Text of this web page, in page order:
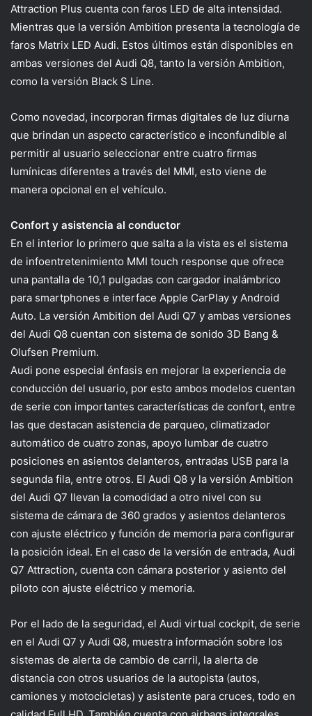
Attraction Plus cuenta con faros LED de alta intensidad.
Mientras que la versión Ambition presenta la tecnología de
faros Matrix LED Audi. Estos últimos están disponibles en
ambas versiones del Audi Q8, tanto la versión Ambition,
como la versión Black S Line.
Como novedad, incorporan firmas digitales de luz diurna
que brindan un aspecto característico e inconfundible al
permitir al usuario seleccionar entre cuatro firmas
lumínicas diferentes a través del MMI, esto viene de
manera opcional en el vehículo.
Confort y asistencia al conductor
En el interior lo primero que salta a la vista es el sistema
de infoentretenimiento MMI touch response que ofrece
una pantalla de 10,1 pulgadas con cargador inalámbrico
para smartphones e interface Apple CarPlay y Android
Auto. La versión Ambition del Audi Q7 y ambas versiones
del Audi Q8 cuentan con sistema de sonido 3D Bang &
Olufsen Premium.
Audi pone especial énfasis en mejorar la experiencia de
conducción del usuario, por esto ambos modelos cuentan
de serie con importantes características de confort, entre
las que destacan asistencia de parqueo, climatizador
automático de cuatro zonas, apoyo lumbar de cuatro
posiciones en asientos delanteros, entradas USB para la
segunda fila, entre otros. El Audi Q8 y la versión Ambition
del Audi Q7 llevan la comodidad a otro nivel con su
sistema de cámara de 360 grados y asientos delanteros
con ajuste eléctrico y función de memoria para configurar
la posición ideal. En el caso de la versión de entrada, Audi
Q7 Attraction, cuenta con cámara posterior y asiento del
piloto con ajuste eléctrico y memoria.
Por el lado de la seguridad, el Audi virtual cockpit, de serie
en el Audi Q7 y Audi Q8, muestra información sobre los
sistemas de alerta de cambio de carril, la alerta de
distancia con otros usuarios de la autopista (autos,
camiones y motocicletas) y asistente para cruces, todo en